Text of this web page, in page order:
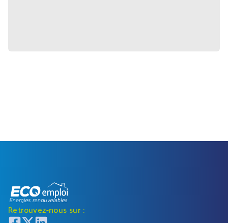
Retrouvez-nous sur :